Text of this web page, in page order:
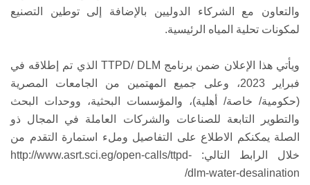
والتعاون مع الشركاء الدوليين بالإضافة إلى توطين التصنيع
لمكونات تحلية المياه الرئيسية.
ويأتي هذا الإعلان ضمن برنامج TTPD/ DLM الذي تم إطلاقه في
فبراير 2023، وعلى جميع المهتمين من الجامعات المصرية
(حكومية/ خاصة/ أهلية)، والمؤسسات البحثية، ووحدات البحث
والتطوير التابعة للصناعات والشركات العاملة في المجال ذو
الصلة يمكنكم الاطلاع على التفاصيل وملء استمارة التقدم من
خلال الرابط التالي: http://www.asrt.sci.eg/open-calls/ttpd-
dlm-water-desalination/